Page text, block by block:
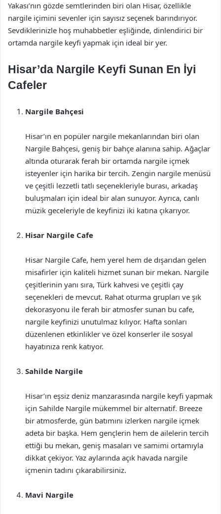
Yakası’nın gözde semtlerinden biri olan Hisar, özellikle
nargile içimini sevenler için sayısız seçenek barındırıyor.
Sevdiklerinizle hoş muhabbetler eşliğinde, dinlendirici bir
ortamda nargile keyfi yapmak için ideal bir yer.
Hisar’da Nargile Keyfi Sunan En İyi
Cafeler
Nargile Bahçesi
Hisar’ın en popüler nargile mekanlarından biri olan
Nargile Bahçesi, geniş bir bahçe alanına sahip. Ağaçlar
altında oturarak ferah bir ortamda nargile içmek
isteyenler için harika bir tercih. Zengin nargile menüsü
ve çeşitli lezzetli tatlı seçenekleriyle burası, arkadaş
buluşmaları için ideal bir alan sunuyor. Ayrıca, canlı
müzik geceleriyle de keyfinizi iki katına çıkarıyor.
Hisar Nargile Cafe
Hisar Nargile Cafe, hem yerel hem de dışarıdan gelen
misafirler için kaliteli hizmet sunan bir mekan. Nargile
çeşitlerinin yanı sıra, Türk kahvesi ve çeşitli çay
seçenekleri de mevcut. Rahat oturma grupları ve şık
dekorasyonu ile ferah bir atmosfer sunan bu cafe,
nargile keyfinizi unutulmaz kılıyor. Hafta sonları
düzenlenen etkinlikler ve özel konserler ile sosyal
hayatınıza renk katıyor.
Sahilde Nargile
Hisar’ın eşsiz deniz manzarasında nargile keyfi yapmak
için Sahilde Nargile mükemmel bir alternatif. Breeze
bir atmosferde, gün batımını izlerken nargile içmek
adeta bir başka. Hem gençlerin hem de ailelerin tercih
ettiği bu mekan, geniş masaları ve samimi ortamıyla
dikkat çekiyor. Yaz aylarında açık havada nargile
içmenin tadını çıkarabilirsiniz.
Mavi Nargile